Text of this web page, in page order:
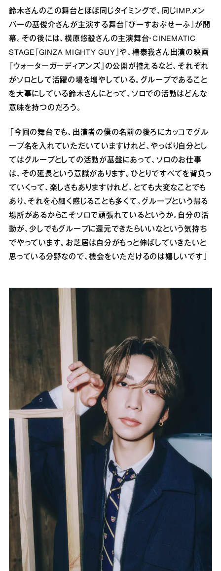
鈴木さんのこの舞台とほぼ同じタイミングで、同じIMP.メン
バーの基俊介さんが主演する舞台『ぴーすおぶせーふ』が開
幕。その後には、横原悠毅さんの主演舞台・CINEMATIC
STAGE『GINZA MIGHTY GUY』や、椿泰我さん出演の映画
『ウォーターガーディアンズ』の公開が控えるなど、それぞれ
がソロとして活躍の場を増やしている。グループであること
を大事にしている鈴木さんにとって、ソロでの活動はどんな
意味を持つのだろう。
「今回の舞台でも、出演者の僕の名前の後ろにカッコでグル
ープ名を入れていただいていますけれど、やっぱり自分とし
てはグループとしての活動が基盤にあって、ソロのお仕事
は、その延長という意識があります。ひとりですべてを背負っ
ていくって、楽しさもありますけれど、とても大変なことでも
あり、それを心細く感じることも多くて。グループという帰る
場所があるからこそソロで頑張れているというか。自分の活
動が、少しでもグループに還元できたらいいなという気持ち
でやっています。お芝居は自分がもっと伸ばしていきたいと
思っている分野なので、機会をいただけるのは嬉しいです」